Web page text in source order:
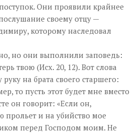
Они проявили крайнее
своему отцу —
которому наследовал
но они выполнили заповедь:
твою (Исх. 20, 12). Вот слова
на брата своего старшего:
то пусть этот будет мне вместо
он говорит: «Если он,
прольет и на убийство мое
перед Господом моим. Не